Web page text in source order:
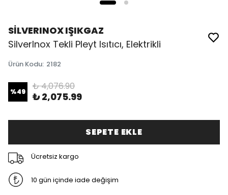
SİLVERINOX IŞIKGAZ
SilverInox Tekli Pleyt Isıtıcı, Elektrikli
Ürün Kodu: 2182
%49 ₺ 4,076.90
₺ 2,075.99
SEPETE EKLE
Ücretsiz kargo
10 gün içinde iade değişim